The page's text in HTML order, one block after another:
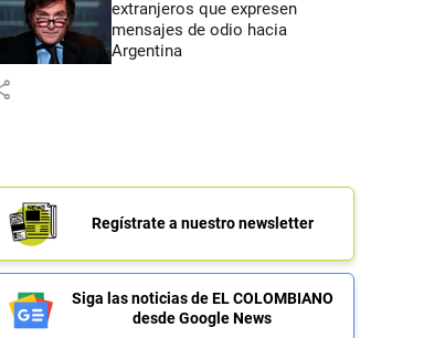
extranjeros que expresen
mensajes de odio hacia
Argentina
Regístrate a nuestro newsletter
Siga las noticias de EL COLOMBIANO
desde Google News